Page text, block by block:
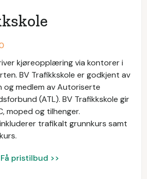
kjøreopplæring via kontorer i
BV Trafikkskole er godkjent av
og medlem av Autoriserte
(ATL). BV Trafikkskole gir
moped og tilhenger.
trafikalt grunnkurs samt
Få pristilbud >>